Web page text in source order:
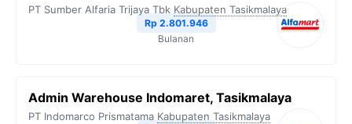
PT Sumber Alfaria Trijaya Tbk Kabupaten Tasikmalaya
Rp 2.801.946
Bulanan
Admin Warehouse Indomaret, Tasikmalaya
PT Indomarco Prismatama Kabupaten Tasikmalaya